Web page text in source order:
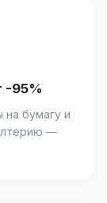
-95%
бумагу и
—